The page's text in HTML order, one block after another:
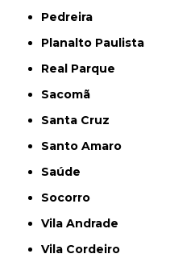
Pedreira
Planalto Paulista
Real Parque
Sacomã
Santa Cruz
Santo Amaro
Saúde
Socorro
Vila Andrade
Vila Cordeiro